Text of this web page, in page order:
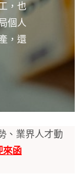
，也
個人
，還
、業界人才動
來函